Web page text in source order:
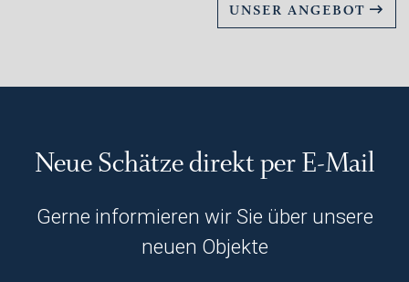
UNSER ANGEBOT
Neue Schätze direkt per E-Mail
Gerne informieren wir Sie über unsere
neuen Objekte